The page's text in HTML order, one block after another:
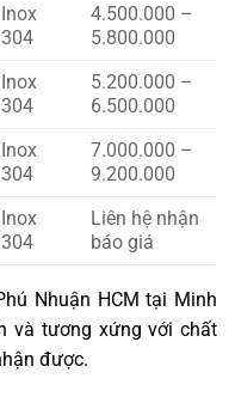
Inox
304
4.500.000 –
5.800.000
Inox
304
5.200.000 –
6.500.000
Inox
304
7.000.000 –
9.200.000
Inox
304
Liên hệ nhận
báo giá
Nhuận HCM tại Minh
và tương xứng với chất
được.